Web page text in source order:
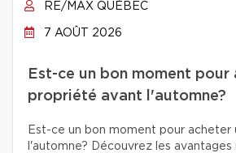
RE/MAX QUÉBEC
7 AOÛT 2026
Est-ce un bon moment pour
propriété avant l'automne?
Est-ce un bon moment pour acheter
l'automne? Découvrez les avantages